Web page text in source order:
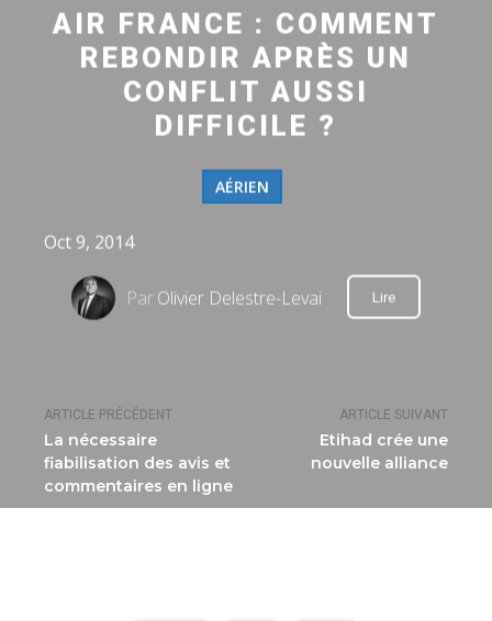
ARTICLE PRÉCÉDENT
La nécessaire
fiabilisation des avis et
commentaires en ligne
ARTICLE SUIVANT
Etihad crée une
nouvelle alliance
AIR FRANCE : COMMENT
REBONDIR APRÈS UN
CONFLIT AUSSI
DIFFICILE ?
AÉRIEN
Oct 9, 2014
Par Olivier Delestre-Levai Lire